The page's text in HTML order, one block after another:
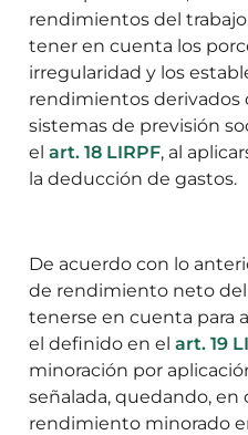
rendimientos del
tener en cuenta los
irregularidad y los
rendimientos derivados
sistemas de previsión
el art. 18 LIRPF, al
la deducción de gastos.
De acuerdo con lo
de rendimiento neto
tenerse en cuenta para
el definido en el art. 19
minoración por
señalada, quedando, en
rendimiento minorado